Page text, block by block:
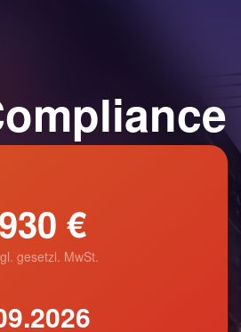
930 €
gesetzl. MwSt.